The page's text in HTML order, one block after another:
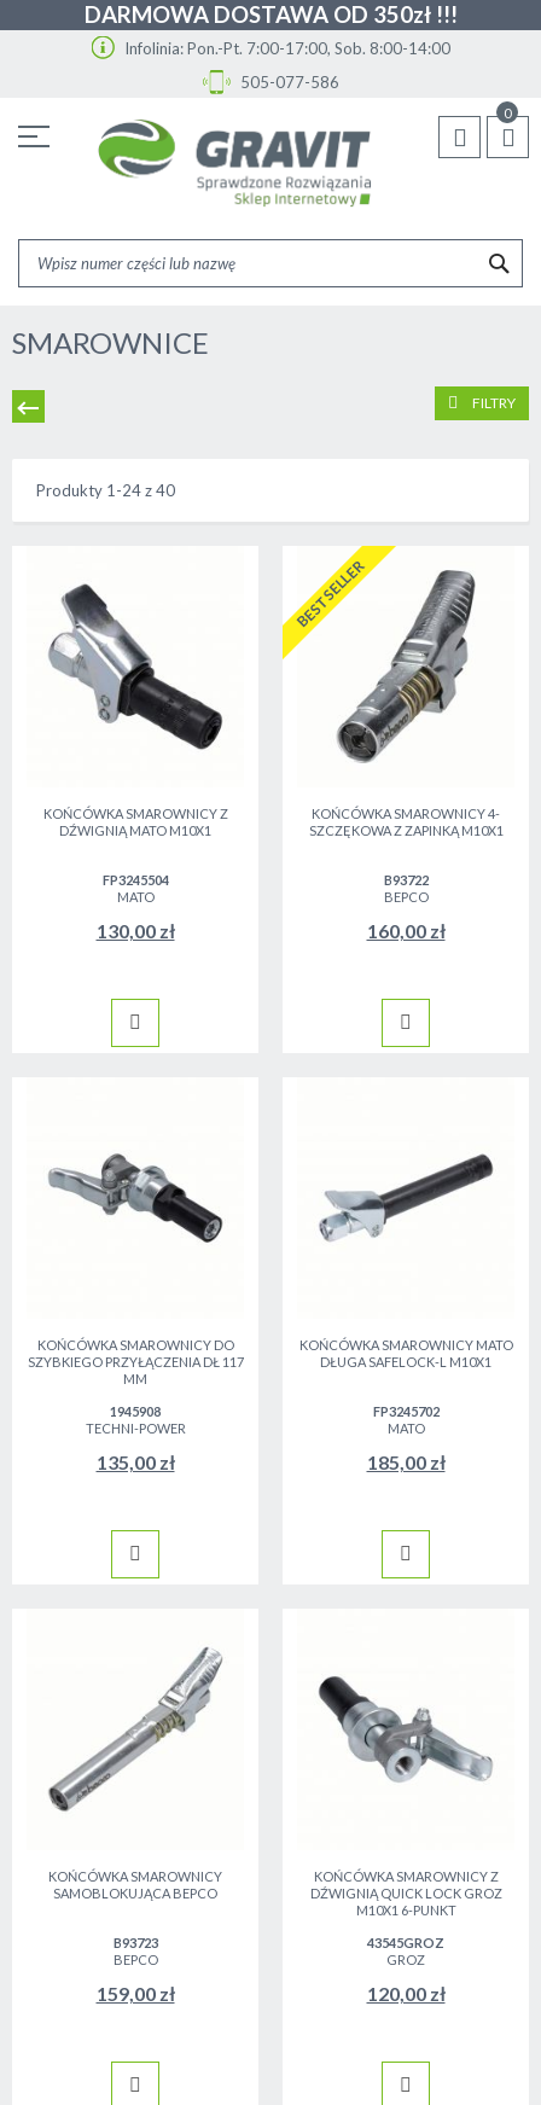
DARMOWA DOSTAWA OD 350zł !!!
Infolinia: Pon.-Pt. 7:00-17:00, Sob. 8:00-14:00
505-077-586
treści
0
SMAROWNICE
Produkty 1-24z40
KOŃCÓWKA SMAROWNICY Z
DŹWIGNIĄ MATO M10X1
FP3245504
MATO
130,00 zł
BESTSELLER
KOŃCÓWKA SMAROWNICY 4-
SZCZĘKOWA Z ZAPINKĄ M10X1
B93722
BEPCO
160,00 zł
KOŃCÓWKA SMAROWNICY DO
SZYBKIEGO PRZYŁĄCZENIA DŁ 117
MM
1945908
TECHNI-POWER
135,00 zł
KOŃCÓWKA SMAROWNICY MATO
DŁUGA SAFELOCK-L M10X1
FP3245702
MATO
185,00 zł
KOŃCÓWKA SMAROWNICY
SAMOBLOKUJĄCA BEPCO
B93723
BEPCO
159,00 zł
KOŃCÓWKA SMAROWNICY Z
DŹWIGNIĄ QUICK LOCK GROZ
M10X1 6-PUNKT
43545GROZ
GROZ
120,00 zł
FILTRY